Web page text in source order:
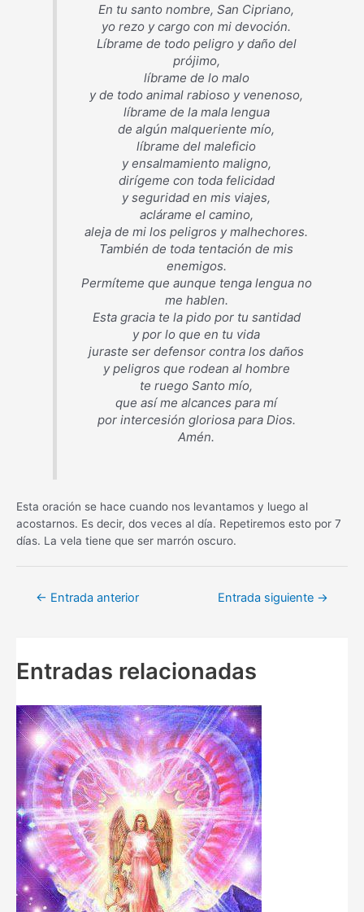
En tu santo nombre, San Cipriano,
yo rezo y cargo con mi devoción.
Líbrame de todo peligro y daño del
prójimo,
líbrame de lo malo
y de todo animal rabioso y venenoso,
líbrame de la mala lengua
de algún malqueriente mío,
líbrame del maleficio
y ensalmamiento maligno,
dirígeme con toda felicidad
y seguridad en mis viajes,
aclárame el camino,
aleja de mi los peligros y malhechores.
También de toda tentación de mis
enemigos.
Permíteme que aunque tenga lengua no
me hablen.
Esta gracia te la pido por tu santidad
y por lo que en tu vida
juraste ser defensor contra los daños
y peligros que rodean al hombre
te ruego Santo mío,
que así me alcances para mí
por intercesión gloriosa para Dios.
Amén.
Esta oración se hace cuando nos levantamos y luego al
acostarnos. Es decir, dos veces al día. Repetiremos esto por 7
días. La vela tiene que ser marrón oscuro.
Navegación
← Entrada anterior Entrada siguiente →
Entradas relacionadas